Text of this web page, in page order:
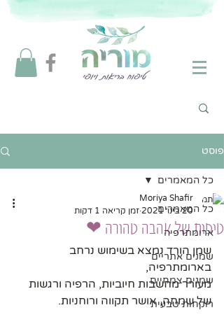
פוסט
כל המאמרים
ארומתרפיה
שמנים אתריים
שמנים צמחיים
רוקחות טבעית
כל המאמרים
טיפות של אהבה טהורה ❤
Moriya Shafir
20 בינו׳ 2021
זמן קריאה 1 דקות
שמן הורד נמצא בשימוש נרחב
בארומתרפיה,
מעורר מחשבות חיוביות, הרפיה ורגשות
של שמחה, אושר תקווה ורוחניות.